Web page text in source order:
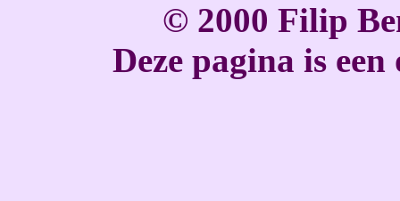
© 2000 Filip
Deze pagina is